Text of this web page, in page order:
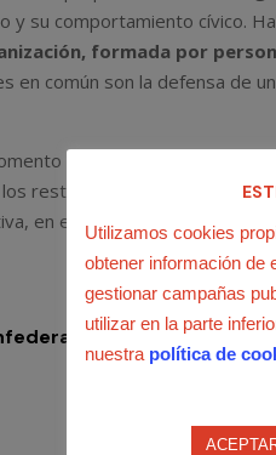
y su comportamiento cívico.
formada por
en común son la defensa de un
para reforzar el
restaurantes y atracciones
en el que además acompañó
uso.es
Utilizamos cookies
obtener información de
gestionar campañas
utilizar en la parte
nuestra política de